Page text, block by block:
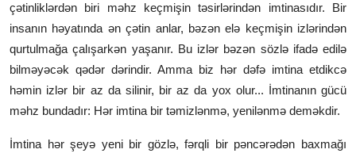
çətinliklərdən biri məhz keçmişin təsirlərindən imtinasıdır. Bir
insanın həyatında ən çətin anlar, bəzən elə keçmişin izlərindən
qurtulmağa çalışarkən yaşanır. Bu izlər bəzən sözlə ifadə edilə
bilməyəcək qədər dərindir. Amma biz hər dəfə imtina etdikcə
həmin izlər bir az da silinir, bir az da yox olur... İmtinanın gücü
məhz bundadır: Hər imtina bir təmizlənmə, yenilənmə deməkdir.
İmtina hər şeyə yeni bir gözlə, fərqli bir pəncərədən baxmağı